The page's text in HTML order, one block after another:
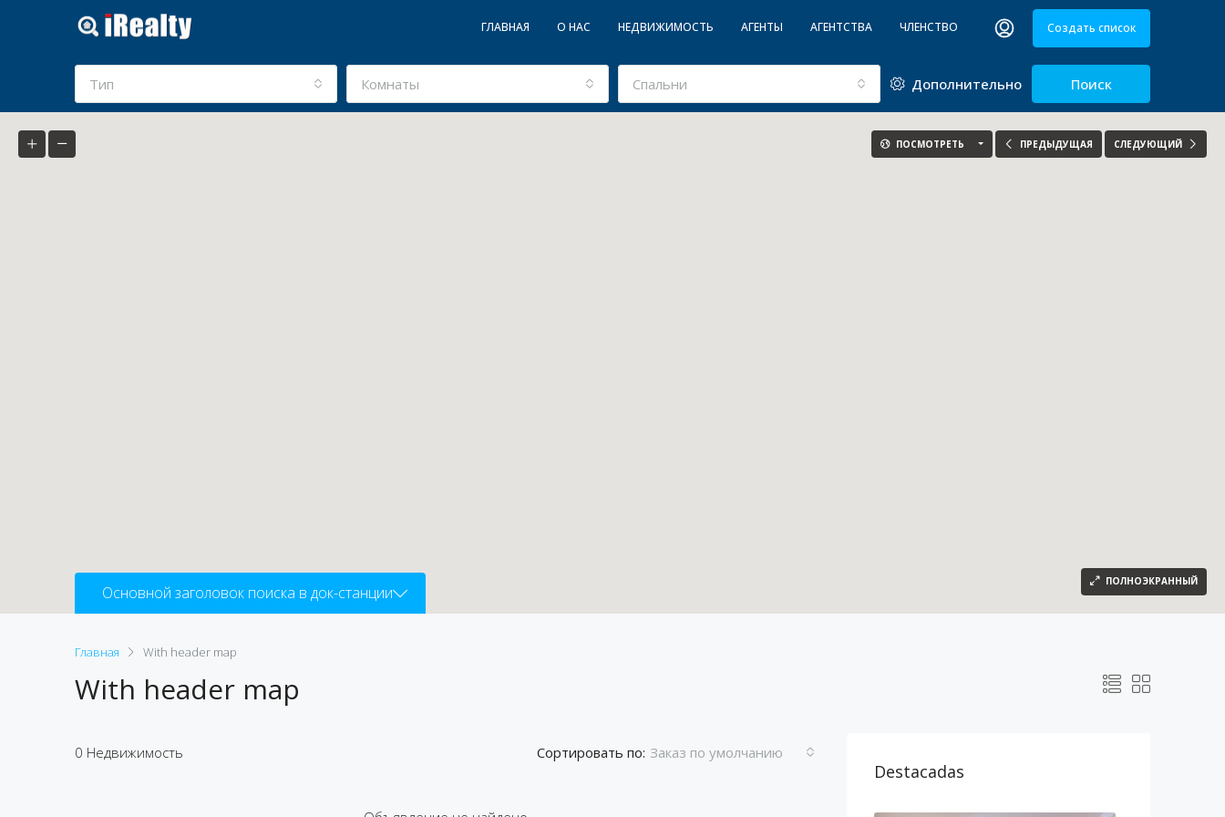
ГЛАВНАЯ О НАС НЕДВИЖИМОСТЬ АГЕНТЫ АГЕНТСТВА ЧЛЕНСТВО Создать список
Тип Комнаты Спальни Дополнительно Поиск
ПОСМОТРЕТЬ ПРЕДЫДУЩАЯ СЛЕДУЮЩИЙ
ПОЛНОЭКРАННЫЙ
Основной заголовок поиска в док-станции
Главная With header map
With header map
0 Недвижимость Сортировать по: Заказ по умолчанию
Destacadas